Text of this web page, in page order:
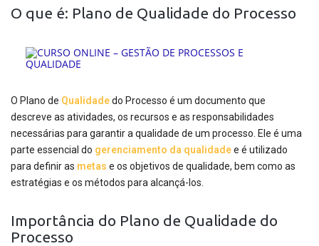
O que é: Plano de Qualidade do Processo
O Plano de Qualidadedo Processo é um documento que
descreve as atividades, os recursos e as responsabilidades
necessárias para garantir a qualidade de um processo. Ele é uma
parte essencial do gerenciamento da qualidadee é utilizado
para definir as metas e os objetivos de qualidade, bem como as
estratégias e os métodos para alcançá-los.
Importância do Plano de Qualidade do
Processo